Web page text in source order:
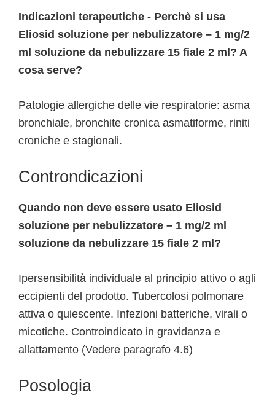
Indicazioni terapeutiche - Perchè si usa
Eliosid soluzione per nebulizzatore – 1 mg/2
ml soluzione da nebulizzare 15 fiale 2 ml? A
cosa serve?
Patologie allergiche delle vie respiratorie: asma
bronchiale, bronchite cronica asmatiforme, riniti
croniche e stagionali.
Controndicazioni
Quando non deve essere usato Eliosid
soluzione per nebulizzatore – 1 mg/2 ml
soluzione da nebulizzare 15 fiale 2 ml?
Ipersensibilità individuale al principio attivo o agli
eccipienti del prodotto. Tubercolosi polmonare
attiva o quiescente. Infezioni batteriche, virali o
micotiche. Controindicato in gravidanza e
allattamento (Vedere paragrafo 4.6)
Posologia